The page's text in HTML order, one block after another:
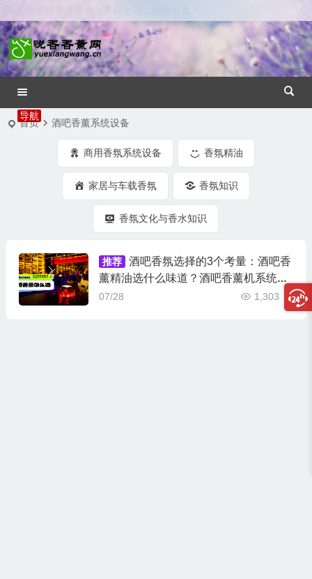
首页 酒吧香薰系统设备
商用香氛系统设备 香氛精油
家居与车载香氛 香氛知识
香氛文化与香水知识
推荐
酒吧香氛选择的3个考量：酒吧香
薰精油选什么味道？酒吧香薰机系统怎
么配置？
07/28 1,303